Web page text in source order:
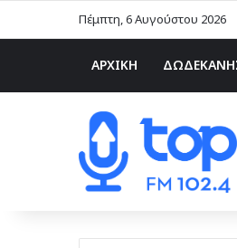
Πέμπτη, 6 Αυγούστου 2026
ΑΡΧΙΚΗ